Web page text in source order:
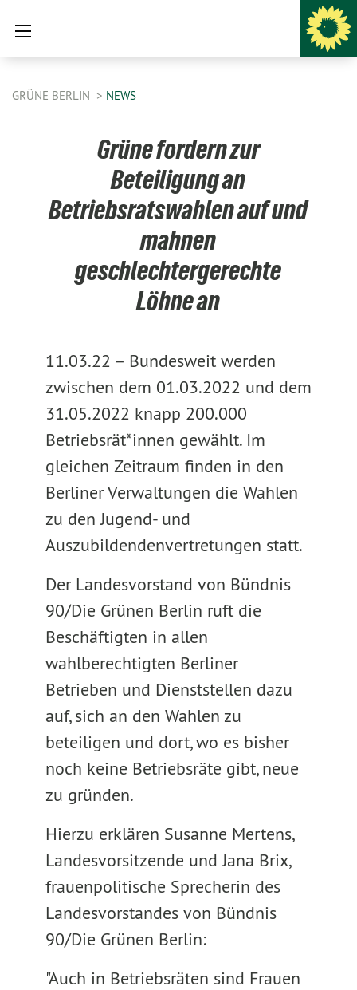
GRÜNE BERLIN NEWS
Grüne fordern zur
Beteiligung an
Betriebsratswahlen auf und
mahnen
geschlechtergerechte
Löhne an
11.03.22 – Bundesweit werden
zwischen dem 01.03.2022 und dem
31.05.2022 knapp 200.000
Betriebsrät*innen gewählt. Im
gleichen Zeitraum finden in den
Berliner Verwaltungen die Wahlen
zu den Jugend- und
Auszubildendenvertretungen statt.
Der Landesvorstand von Bündnis
90/Die Grünen Berlin ruft die
Beschäftigten in allen
wahlberechtigten Berliner
Betrieben und Dienststellen dazu
auf, sich an den Wahlen zu
beteiligen und dort, wo es bisher
noch keine Betriebsräte gibt, neue
zu gründen.
Hierzu erklären Susanne Mertens,
Landesvorsitzende und Jana Brix,
frauenpolitische Sprecherin des
Landesvorstandes von Bündnis
90/Die Grünen Berlin:
"Auch in Betriebsräten sind Frauen